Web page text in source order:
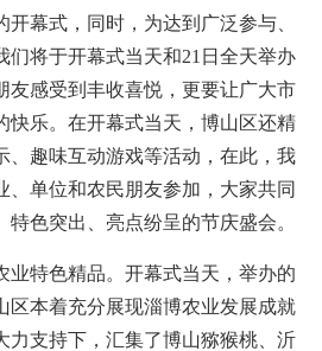
幕式，同时，为达到广泛参与、
们将于开幕式当天和21日全天举办
友感受到丰收喜悦，更要让广大市
快乐。在开幕式当天，博山区还精
、趣味互动游戏等活动，在此，我
、单位和农民朋友参加，大家共同
色突出、亮点纷呈的节庆盛会。
特色精品。开幕式当天，举办的
区本着充分展现淄博农业发展成就
力支持下，汇集了博山猕猴桃、沂